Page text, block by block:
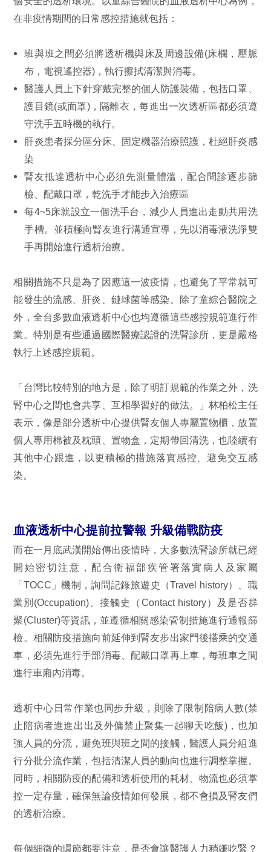
在非疫情期間的日常感控措施就包括：
班與班之間必須將透析機與床及周邊設備(床欄，壓脈
布，電視遙控器)，執行擦拭清潔與消毒。
醫護人員上下針穿戴完整的個人防護裝備，包括口罩、
護目鏡(或面罩)，隔離衣，每進出一次透析區都必須遵
守洗手五時機的執行。
肝炎患者採分區分床、固定機器治療照護，杜絕肝炎感
染
腎友抵達透析中心必須先測量體溫，配合問診逐步篩
檢、配戴口罩，乾洗手才能步入治療區
每4~5床就設立一個洗手台，減少人員進出走動共用洗
手槽。並積極向腎友進行溝通宣導，先以消毒液洗淨雙
手再開始進行透析治療。
相關措施不只是為了因應這一波疫情，也避免了平常就可
能發生的流感、肝炎、鏈球菌等感染。除了童綜合醫院之
外，全台多數血液透析中心也均遵循這些感控規範進行作
業。特別是有些通過國際醫療認證的洗腎診所，更是嚴格
執行上述感控規範。
「台灣比較特別的地方是，除了明訂規範的作業之外，洗
腎中心之間也會共享、互相學習好的做法。」林柏松主任
表示，像是部分透析中心提供腎友個人專屬置物櫃，放置
個人專用棉被及枕頭、置物盒，定期帶回清洗，也陸續有
其他中心跟進，以更積極的措施落實感控、避免交互感
染。
血液透析中心提前拉警報 升級備戰防疫
而在一月底武漢開始傳出疫情時，大多數洗腎診所就已經
開始密切注意，配合衛福部疾管署落實病人及家屬
「TOCC」機制，詢問記錄旅遊史（Travel history）、職
業別(Occupation)、接觸史（Contact history）及是否群
聚(Cluster)等資訊，並遵循相關感染管制措施進行通報篩
檢。相關防疫措施向前延伸到腎友步出家門後搭乘的交通
車，必須先進行手部消毒、配戴口罩再上車，每班車之間
進行車廂內消毒。
透析中心日常作業也同步升級，則除了限制陪病人數(禁
止陪病者進進出出及外傭禁止聚集一起聊天吃飯)，也加
強人員的分流，避免班與班之間的接觸，醫護人員分組進
行分批分流作業，包括清潔人員的動向也進行調整掌握。
同時，相關防疫的配備和透析使用的耗材、物流也必須掌
控一定存量，確保無論疫情如何發展，都不會損及腎友們
的透析治療。
每個細微的環節都要注意，是否會讓醫護人力稍嫌吃緊？